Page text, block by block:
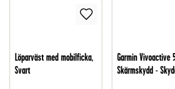
Löparväst med mobilficka,
Svart
Garmin Vivoactive
Skärmskydd -